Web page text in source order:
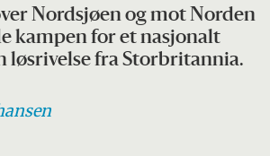
Nordsjøen og mot Norden
kampen for et nasjonalt
løsrivelse fra Storbritannia.